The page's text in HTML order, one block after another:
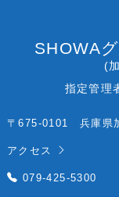
中！
SHOWA
(
指定管理
〒675-0101 兵庫県
アクセス
079-425-5300